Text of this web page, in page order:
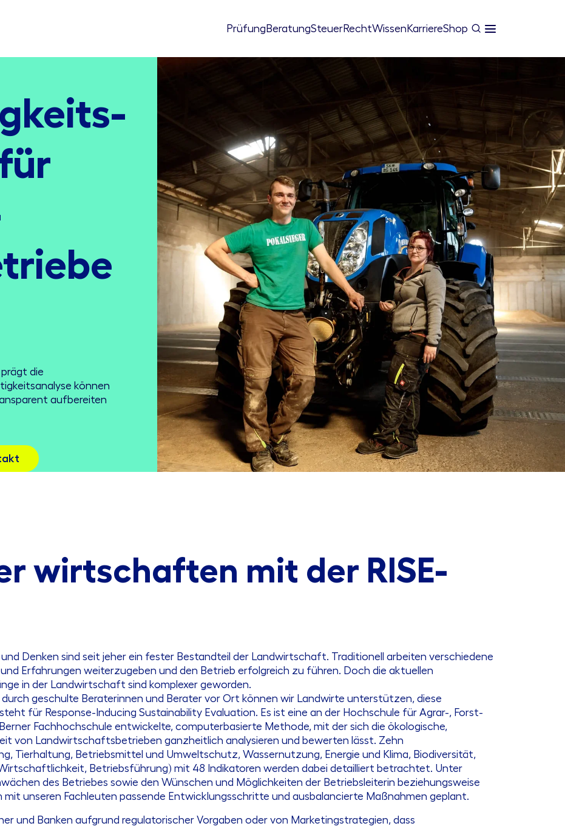
Prüfung BeratungSteuerRechtWissen KarriereShop
die
können
aufbereiten
wirtschaften mit der RISE-
Denken sind seit jeher ein fester Bestandteil der Landwirtschaft. Traditionell arbeiten verschiedene
Erfahrungen weiterzugeben und den Betrieb erfolgreich zu führen. Doch die aktuellen
in der Landwirtschaft sind komplexer geworden.
durch geschulte Beraterinnen und Berater vor Ort können wir Landwirte unterstützen, diese
für Response-Inducing Sustainability Evaluation. Es ist eine an der Hochschule für Agrar-, Forst-
Fachhochschule entwickelte, computerbasierte Methode, mit der sich die ökologische,
von Landwirtschaftsbetrieben ganzheitlich analysieren und bewerten lässt. Zehn
Tierhaltung, Betriebsmittel und Umweltschutz, Wassernutzung, Energie und Klima, Biodiversität,
Betriebsführung) mit 48 Indikatoren werden dabei detailliert betrachtet. Unter
des Betriebes sowie den Wünschen und Möglichkeiten der Betriebsleiterin beziehungsweise
mit unseren Fachleuten passende Entwicklungsschritte und ausbalancierte Maßnahmen geplant.
und Banken aufgrund regulatorischer Vorgaben oder von Marketingstrategien, dass